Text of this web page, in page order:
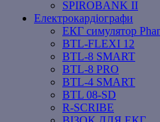
SPIROBANK II
Електрокардіографи
ЕКГ симулятор
BTL-FLEXI 12
BTL-8 SMART
BTL-8 PRO
BTL-4 SMART
BTL 08-SD
R-SCRIBE